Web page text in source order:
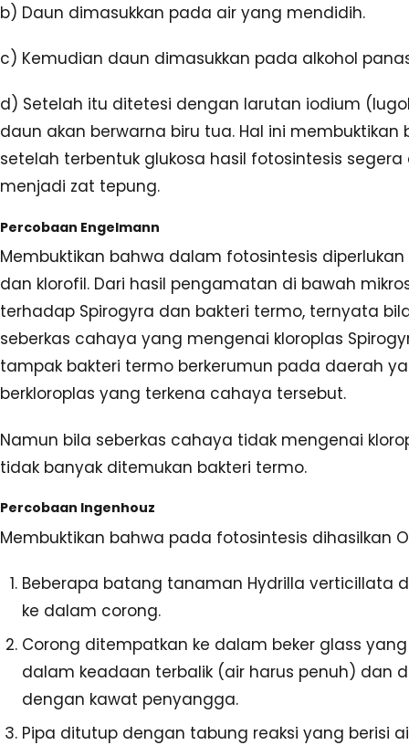
b) Daun dimasukkan pada air yang mendidih.
c) Kemudian daun dimasukkan pada alkohol
d) Setelah itu ditetesi dengan larutan iodium
daun akan berwarna biru tua. Hal ini membuktikan
setelah terbentuk glukosa hasil fotosintesis segera
menjadi zat tepung.
Percobaan Engelmann
Membuktikan bahwa dalam fotosintesis
dan klorofil. Dari hasil pengamatan di bawah
terhadap Spirogyra dan bakteri termo, ternyata
seberkas cahaya yang mengenai kloroplas
tampak bakteri termo berkerumun pada daerah
berkloroplas yang terkena cahaya tersebut.
Namun bila seberkas cahaya tidak mengenai
tidak banyak ditemukan bakteri termo.
Percobaan Ingenhouz
Membuktikan bahwa pada fotosintesis dihasilkan
Beberapa batang tanaman Hydrilla verticillata
ke dalam corong.
Corong ditempatkan ke dalam beker glass
dalam keadaan terbalik (air harus penuh) dan
dengan kawat penyangga.
Pipa ditutup dengan tabung reaksi yang berisi